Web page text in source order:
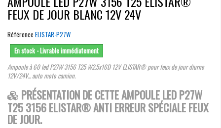
FEUX DE JOUR BLANC 12V 24V
Référence ELISTAR-P27W
En stock - Livrable immédiatement
Ampoule à 60 led P27W 3156 T25 W2.5x16D 12V ELISTAR® pour feux de jour diurne
12V/24V... auto moto camion.
PRÉSENTATION DE CETTE AMPOULE LED P27W
T25 3156 ELISTAR® ANTI ERREUR SPÉCIALE FEUX
DE JOUR.